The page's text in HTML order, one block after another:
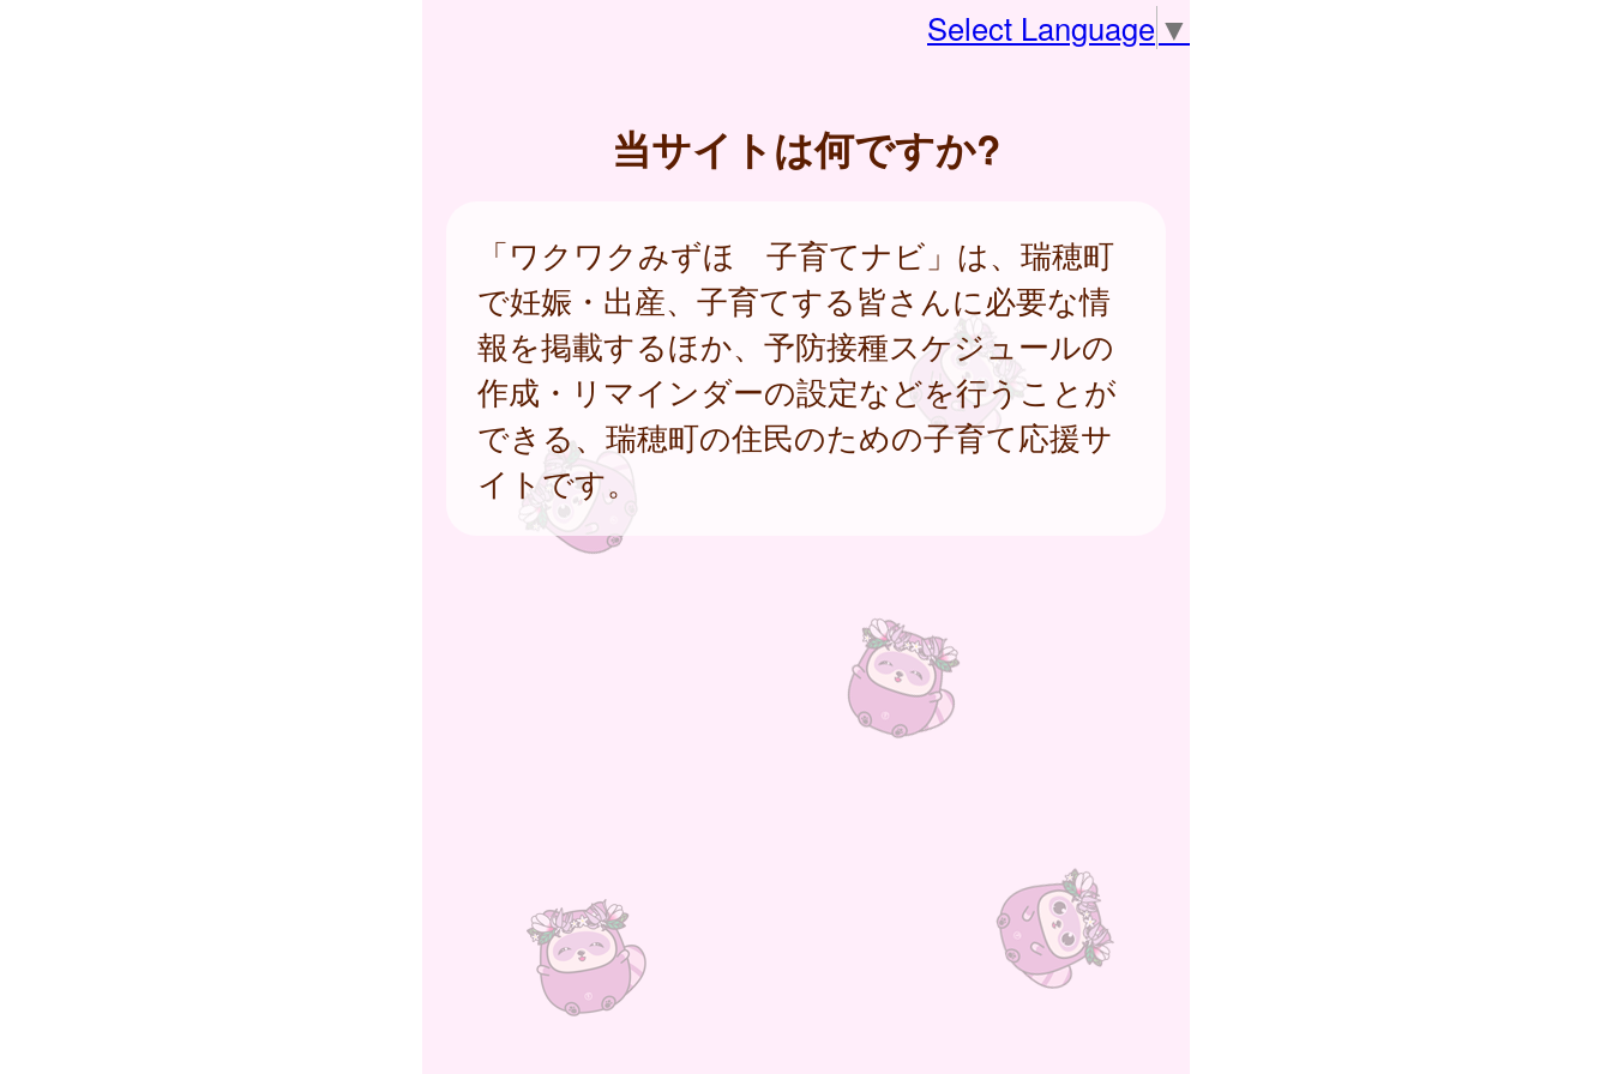
Select Language ▼
当サイトは何ですか?
「ワクワクみずほ 子育てナビ」は、瑞穂町
で妊娠・出産、子育てする皆さんに必要な情
報を掲載するほか、予防接種スケジュールの
作成・リマインダーの設定などを行うことが
できる、瑞穂町の住民のための子育て応援サ
イトです。